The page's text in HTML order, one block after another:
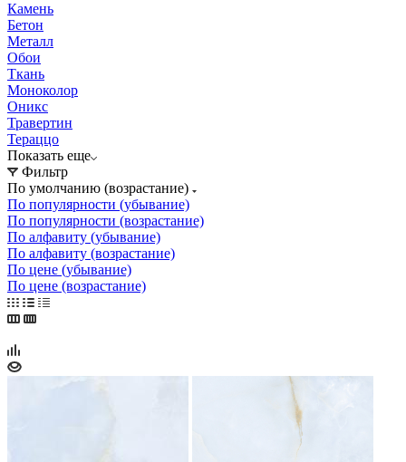
Камень
Бетон
Металл
Обои
Ткань
Моноколор
Оникс
Травертин
Тераццо
Показать еще
Фильтр
По умолчанию (возрастание)
По популярности (убывание)
По популярности (возрастание)
По алфавиту (убывание)
По алфавиту (возрастание)
По цене (убывание)
По цене (возрастание)